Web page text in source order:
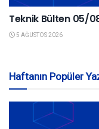
Teknik Bülten 05/
5 AĞUSTOS 2026
Haftanın Popüler